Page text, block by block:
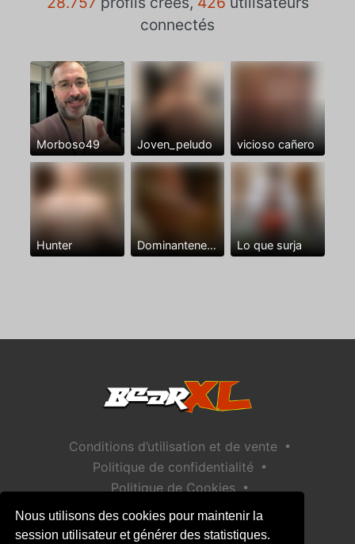
Nous utilisons des cookies pour maintenir la
session utilisateur et générer des statistiques.
connectés
Morboso49 Joven_peludo vicioso cañero
Hunter Dominantenegro ya Lo que surja
Conditions d’utilisation et de vente •
Politique de confidentialité •
Politique de Cookies •
Politique de sécurité des enfants
Aide / Contact